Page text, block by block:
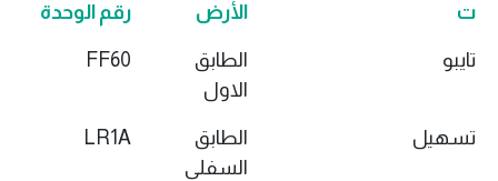
ت الأرض رقم الوحدة
تايبو
الطابق
الاول
FF60
تسهيل
الطابق
السفلي
LR1A